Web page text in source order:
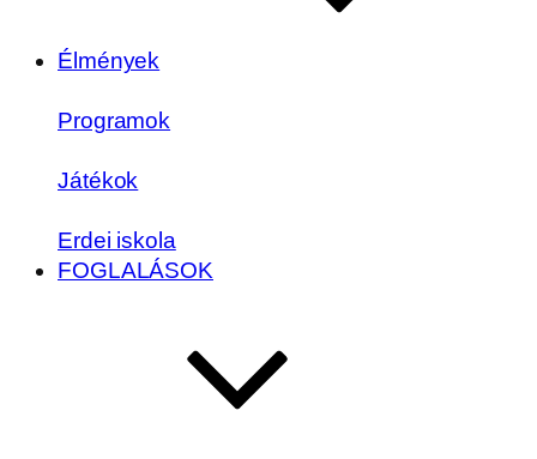
Élmények
Programok
Játékok
Erdei iskola
FOGLALÁSOK